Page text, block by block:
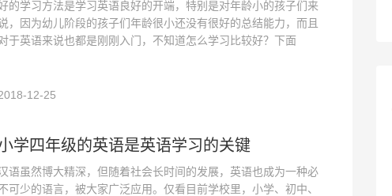
的学习方法是学习英语良好的开端，特别是对年龄小的孩子们来
，因为幼儿阶段的孩子们年龄很小还没有很好的总结能力，而且
于英语来说也都是刚刚入门，不知道怎么学习比较好？下面
12-25
学四年级的英语是英语学习的关键
语虽然博大精深，但随着社会长时间的发展，英语也成为一种必
可少的语言，被大家广泛应用。仅看目前学校里，小学、初中、